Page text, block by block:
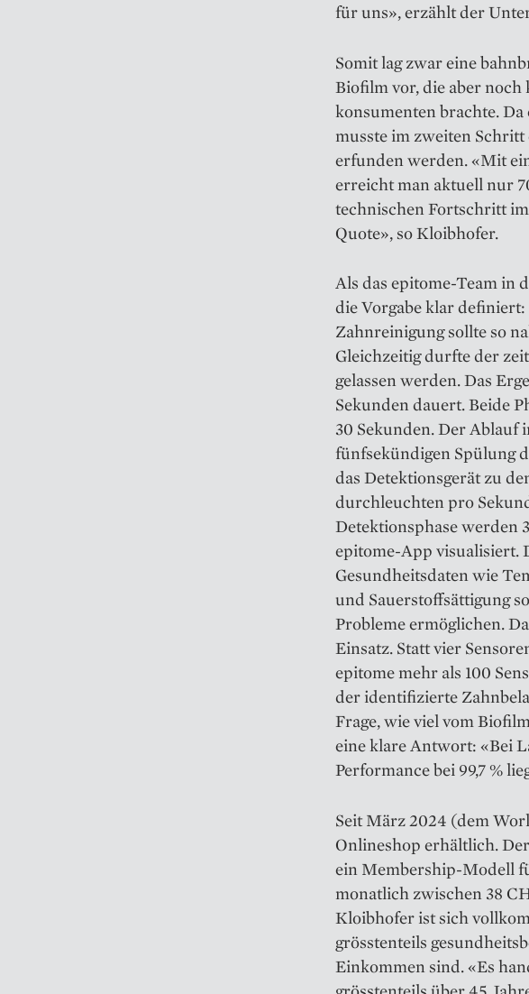
für uns», erzählt der
Somit lag zwar eine
Biofilm vor, die aber
konsumenten brachte.
musste im zweiten
erfunden werden. «Mit
erreicht man aktuell nur
technischen Fortschritt
Quote», so Kloibhofer.
Als das epitome-Team in
die Vorgabe klar
Zahnreinigung sollte so
Gleichzeitig durfte der
gelassen werden. Das
Sekunden dauert. Beide
30 Sekunden. Der
fünfsekündigen Spülung
das Detektionsgerät zu
durchleuchten pro
Detektionsphase werden
epitome-App visuali­siert.
Gesundheitsdaten wie
und Sauerstoffsättigung
Probleme ermöglichen.
Einsatz. Statt vier
epitome mehr als 100
der identifizierte
Frage, wie viel vom
eine klare Antwort: «Bei
Performance bei 99,7 %
Seit März 2024 (dem
Onlineshop erhältlich.
ein Membership-Modell
monatlich zwischen 38
Kloibhofer ist sich
grösstenteils
Einkommen sind. «Es